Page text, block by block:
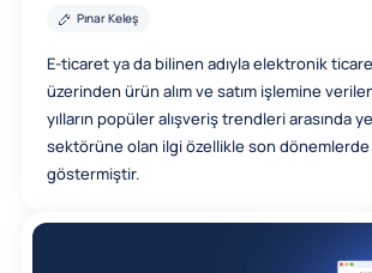
Pınar Keleş
E-ticaret ya da bilinen adıyla elektronik
üzerinden ürün alım ve satım işlemine
yılların popüler alışveriş trendleri arasında
sektörüne olan ilgi özellikle son dönemlerde
göstermiştir.